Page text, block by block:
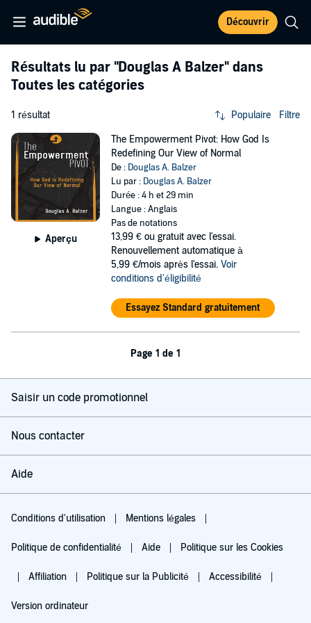
Découvrir
Résultats lu par "Douglas A Balzer" dans
Toutes les catégories
1 résultat Populaire Filtre
Aperçu
The Empowerment Pivot: How God Is
Redefining Our View of Normal
De : Douglas A. Balzer
Lu par : Douglas A. Balzer
Durée : 4 h et 29 min
Langue : Anglais
Pas de notations
13,99 € ou gratuit avec l'essai.
Renouvellement automatique à
5,99 €/mois après l'essai. Voir
conditions d'éligibilité
Essayez Standard gratuitement
Page 1 de 1
Saisir un code promotionnel
Nous contacter
Aide
Conditions d'utilisation Mentions légales
Politique de confidentialité Aide Politique sur les Cookies
Affiliation Politique sur la Publicité Accessibilité
Version ordinateur